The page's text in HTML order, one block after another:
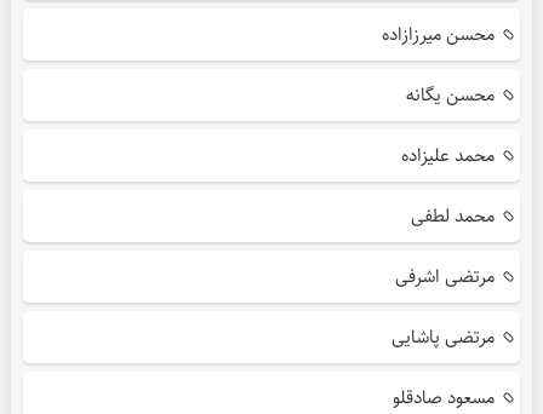
محسن میرزازاده
محسن یگانه
محمد علیزاده
محمد لطفی
مرتضی اشرفی
مرتضی پاشایی
مسعود صادقلو